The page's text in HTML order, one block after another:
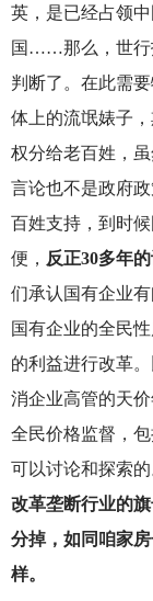
英，是已经占领
国……那么，世行
判断了。在此需
体上的流氓婊子
权分给老百姓，
言论也不是政府
百姓支持，到时
便， 反正30多年
们承认国有企业
国有企业的全民
的利益进行改革
消企业高管的天
全民价格监督，
可以讨论和探索的
改革垄断行业的
分掉，如同咱家
样。